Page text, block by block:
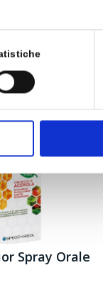
con la conquista
l’impegno
Spray Orale